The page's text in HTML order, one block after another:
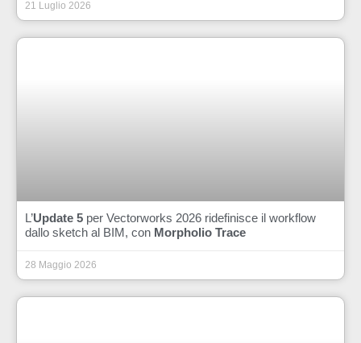
21 Luglio 2026
L’Update 5 per Vectorworks 2026 ridefinisce il workflow
dallo sketch al BIM, con Morpholio Trace
28 Maggio 2026